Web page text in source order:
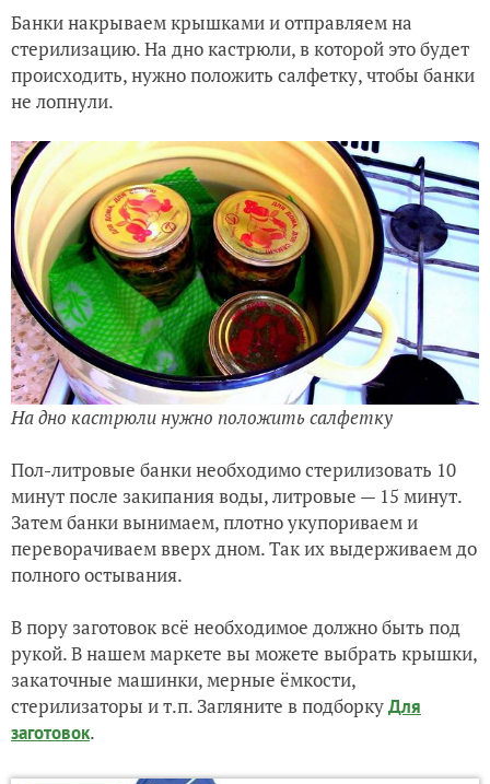
Банки накрываем крышками и отправляем на
стерилизацию. На дно кастрюли, в которой это будет
происходить, нужно положить салфетку, чтобы банки
не лопнули.
На дно кастрюли нужно положить салфетку
Пол-литровые банки необходимо стерилизовать 10
минут после закипания воды, литровые — 15 минут.
Затем банки вынимаем, плотно укупориваем и
переворачиваем вверх дном. Так их выдерживаем до
полного остывания.
В пору заготовок всё необходимое должно быть под
рукой. В нашем маркете вы можете выбрать крышки,
закаточные машинки, мерные ёмкости,
стерилизаторы и т.п. Загляните в подборкуДля
заготовок.